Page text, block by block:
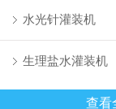
水光针灌装机
生理盐水灌装机
查看